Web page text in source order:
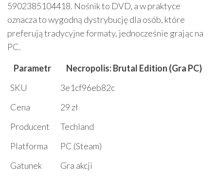
5902385104418. Nośnik to DVD, a w praktyce
oznacza to wygodną dystrybucję dla osób, które
preferują tradycyjne formaty, jednocześnie grając na
PC.
Parametr
Necropolis: Brutal Edition (Gra PC)
SKU
3e1cf96eb82c
Cena
29 zł
Producent
Techland
Platforma
PC (Steam)
Gatunek
Gra akcji